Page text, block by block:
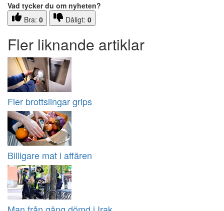
Vad tycker du om nyheten?
Bra: 0 Dåligt: 0
Fler liknande artiklar
Fler brottslingar grips
Billigare mat i affären